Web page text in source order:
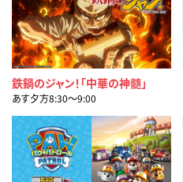
鉄鍋のジャン！「中華の神髄」
あす夕方8:30〜9:00